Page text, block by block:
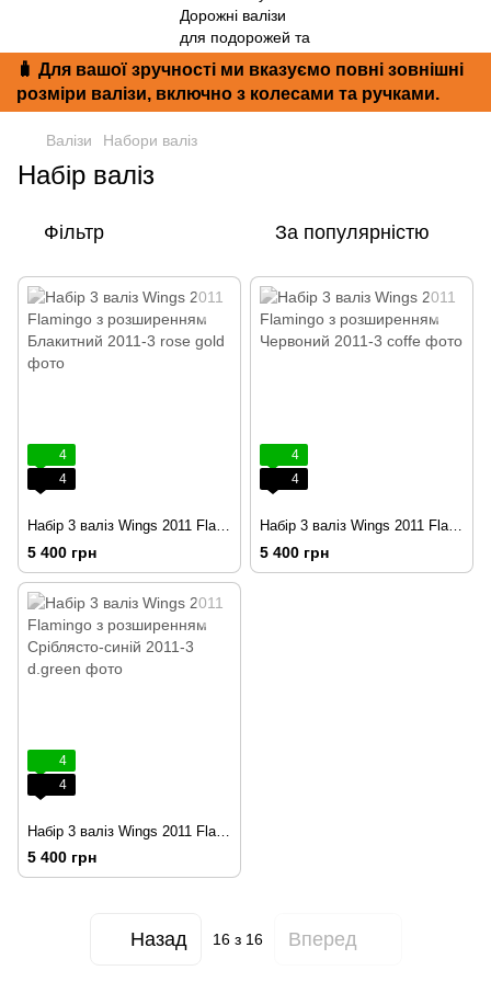
🧳 Для вашої зручності ми вказуємо повні зовнішні
розміри валізи, включно з колесами та ручками.
Валізи Набори валіз
Набір валіз
Фільтр За популярністю
4
4
Набір 3 валіз Wings 2011 Flamingo з розширенням Блакитний
5 400 грн
4
4
Набір 3 валіз Wings 2011 Flamingo з розширенням Червоний
5 400 грн
4
4
5 400 грн
Назад 16з 16 Вперед